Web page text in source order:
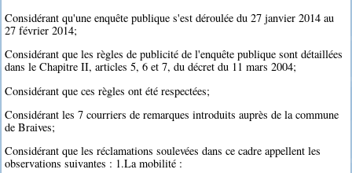
Considérant qu'une enquête publique s'est déroulée du 27 janvier 2014 au
27 février 2014;
Considérant que les règles de publicité de l'enquête publique sont détaillées
dans le Chapitre II, articles 5, 6 et 7, du décret du 11 mars 2004;
Considérant que ces règles ont été respectées;
Considérant les 7 courriers de remarques introduits auprès de la commune
de Braives;
Considérant que les réclamations soulevées dans ce cadre appellent les
observations suivantes : 1.La mobilité :